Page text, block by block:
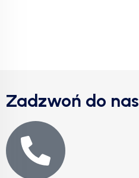
Zadzwoń do nas